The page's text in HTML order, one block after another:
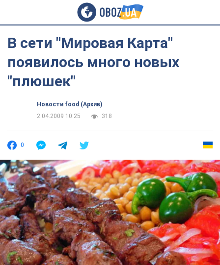
В сети "Мировая Карта"
появилось много новых
"плюшек"
Новости food (Архив)
2.04.2009 10:25
318
0